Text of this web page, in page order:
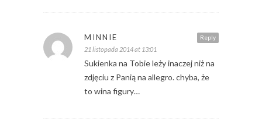
Reply
MINNIE
21 listopada 2014 at 13:01
Sukienka na Tobie leży inaczej niż na
zdjęciu z Panią na allegro. chyba, że
to wina figury…